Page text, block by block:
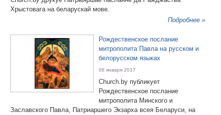
Хрыстовага на беларускай мове.
Подробнее »
Рождественское послание
митрополита Павла на русском и
белорусском языках
06 января 2017
Church.by публикует
Рождественское послание
митрополита Минского и
Заславского Павла, Патриаршего Экзарха всея Беларуси, на